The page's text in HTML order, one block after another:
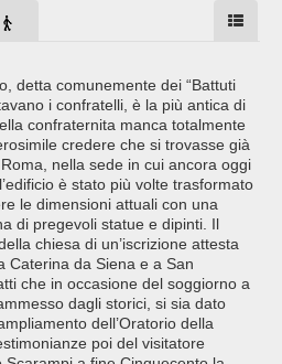
detta comunemente dei “Battuti
i confratelli, è la più antica di
confraternita manca totalmente
credere che si trovasse già
nella sede in cui ancora oggi
è stato più volte trasformato
le dimensioni attuali con una
di pregevoli statue e dipinti. Il
chiesa di un’iscrizione attesta
Caterina da Siena e a San
che in occasione del soggiorno a
dagli storici, si sia dato
dell’Oratorio della
poi del visitatore